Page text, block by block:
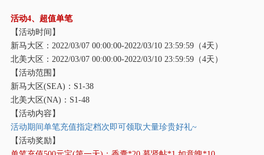
活动4、超值单笔
【活动时间】
新马大区： 2022/03/07 00:00:00-2022/03/10 23:59:59（4天）
北美大区： 2022/03/07 00:00:00-2022/03/10 23:59:59（4天）
【活动范围】
新马大区(SEA)：S1-38
北美大区(NA)：S1-48
【活动内容】
活动期间单笔充值指定档次即可领取大量珍贵好礼~
【活动奖励】